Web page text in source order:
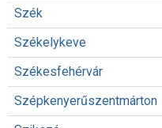
Szék
Székelykeve
Székesfehérvár
Szépkenyerűszentmárton